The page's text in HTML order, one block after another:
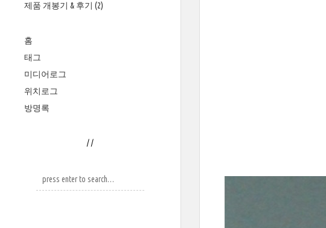
제품 개봉기 & 후기 (2)
홈
태그
미디어로그
위치로그
방명록
/ /